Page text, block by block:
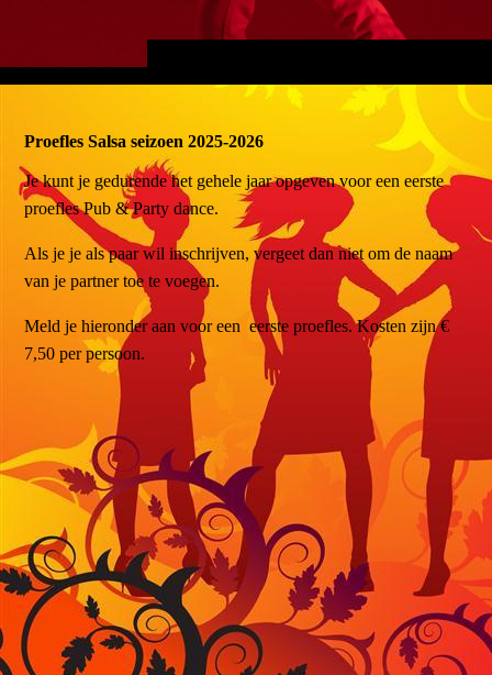
Proefles Salsa seizoen 2025-2026
Je kunt je gedurende het gehele jaar opgeven voor een eerste
proefles Pub & Party dance.
Als je je als paar wil inschrijven, vergeet dan niet om de naam
van je partner toe te voegen.
Meld je hieronder aan voor een eerste proefles. Kosten zijn €
7,50 per persoon.